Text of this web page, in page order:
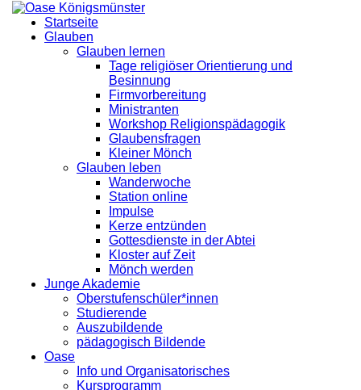
Startseite
Glauben
Glauben lernen
Tage religiöser Orientierung und
Besinnung
Firmvorbereitung
Ministranten
Workshop Religionspädagogik
Glaubensfragen
Kleiner Mönch
Glauben leben
Wanderwoche
Station online
Impulse
Kerze entzünden
Gottesdienste in der Abtei
Kloster auf Zeit
Mönch werden
Junge Akademie
Oberstufenschüler*innen
Studierende
Auszubildende
pädagogisch Bildende
Oase
Info und Organisatorisches
Kursprogramm